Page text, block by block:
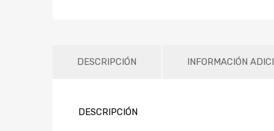
DESCRIPCIÓN INFORMACIÓN
DESCRIPCIÓN